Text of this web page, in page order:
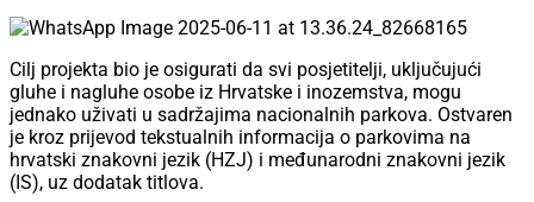
Cilj projekta bio je osigurati da svi posjetitelji, uključujući
gluhe i nagluhe osobe iz Hrvatske i inozemstva, mogu
jednako uživati u sadržajima nacionalnih parkova. Ostvaren
je kroz prijevod tekstualnih informacija o parkovima na
hrvatski znakovni jezik (HZJ) i međunarodni znakovni jezik
(IS), uz dodatak titlova.